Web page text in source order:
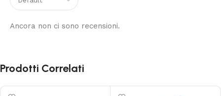
Ancora non ci sono recensioni.
Prodotti Correlati